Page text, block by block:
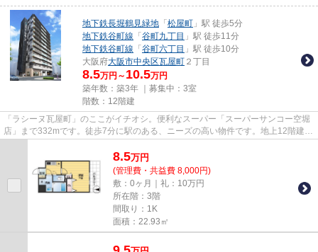
地下鉄長堀鶴見緑地 「 松屋町 」駅 徒歩5分
地下鉄谷町線 「 谷町九丁目 」駅 徒歩11分
地下鉄谷町線 「 谷町六丁目 」駅 徒歩10分
大阪府大阪市中央区瓦屋町 ２丁目
8.5万円～ 10.5万円
築年数：築3年 ｜募集中： 3室
階数：12階建
「ラシーヌ瓦屋町」のここがイチオシ。便利なスーパー「スーパーサンコー空堀
店」まで332mです。徒歩7分に駅のある、ニーズの高い物件です。地上12階建て
8.5万円
(管理費・共益費 8,000円)
敷：0ヶ月｜礼：10万円
所在階：3階
間取り：1K
面積：22.93㎡